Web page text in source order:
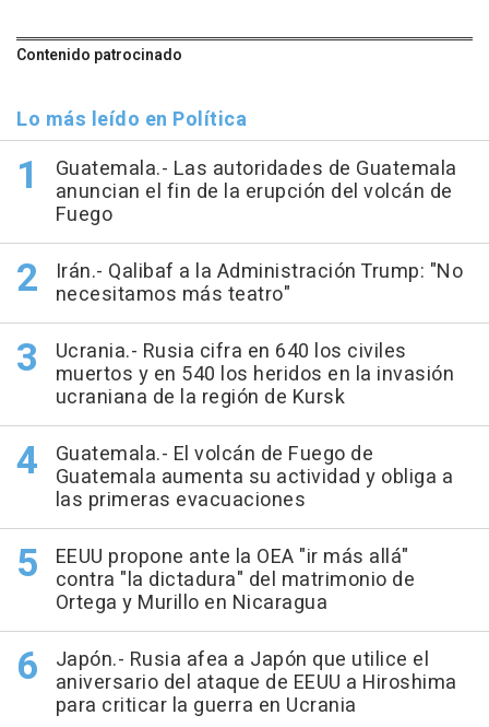
Contenido patrocinado
Lo más leído en Política
Guatemala.- Las autoridades de Guatemala
anuncian el fin de la erupción del volcán de
Fuego
Irán.- Qalibaf a la Administración Trump: "No
necesitamos más teatro"
Ucrania.- Rusia cifra en 640 los civiles
muertos y en 540 los heridos en la invasión
ucraniana de la región de Kursk
Guatemala.- El volcán de Fuego de
Guatemala aumenta su actividad y obliga a
las primeras evacuaciones
EEUU propone ante la OEA "ir más allá"
contra "la dictadura" del matrimonio de
Ortega y Murillo en Nicaragua
Japón.- Rusia afea a Japón que utilice el
aniversario del ataque de EEUU a Hiroshima
para criticar la guerra en Ucrania